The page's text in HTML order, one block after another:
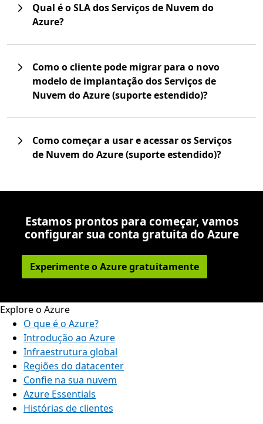
Qual é o SLA dos Serviços de Nuvem do
Azure?
Como o cliente pode migrar para o novo
modelo de implantação dos Serviços de
Nuvem do Azure (suporte estendido)?
Como começar a usar e acessar os Serviços
de Nuvem do Azure (suporte estendido)?
Estamos prontos para começar, vamos
configurar sua conta gratuita do Azure
Experimente o Azure gratuitamente
Explore o Azure
O que é o Azure?
Introdução ao Azure
Infraestrutura global
Regiões do datacenter
Confie na sua nuvem
Azure Essentials
Histórias de clientes